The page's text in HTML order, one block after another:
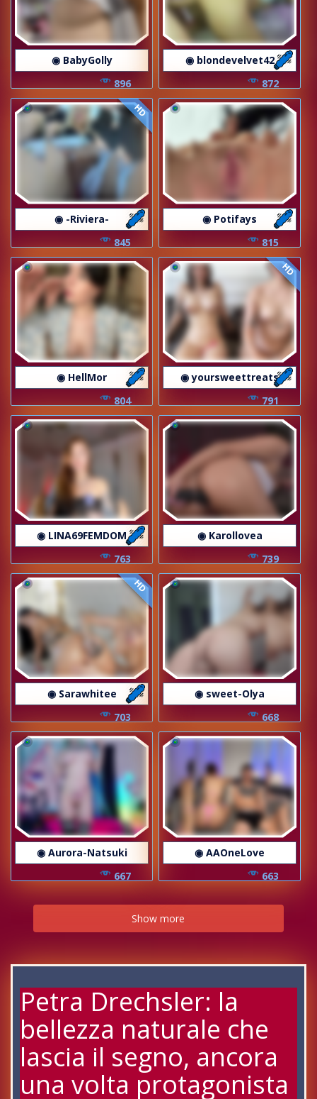
◉ BabyGolly
896
◉ blondevelvet42
872
HD
◉ -Riviera-
845
◉ Potifays
815
◉ HellMor
804
HD
◉ yoursweettreats
791
◉ LINA69FEMDOM
763
◉ Karollovea
739
HD
◉ Sarawhitee
703
◉ sweet-Olya
668
◉ Aurora-Natsuki
667
◉ AAOneLove
663
Show more
Petra Drechsler: la
bellezza naturale che
lascia il segno, ancora
una volta protagonista